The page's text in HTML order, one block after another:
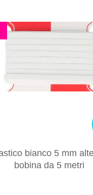
bianco 5 mm
bobina da 5 metri